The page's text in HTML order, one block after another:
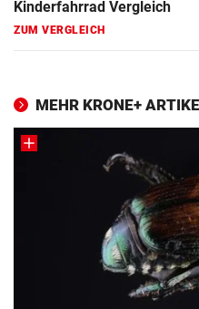
ZUM VERGLEICH
Kinderfahrrad Vergleich
MEHR KRONE+